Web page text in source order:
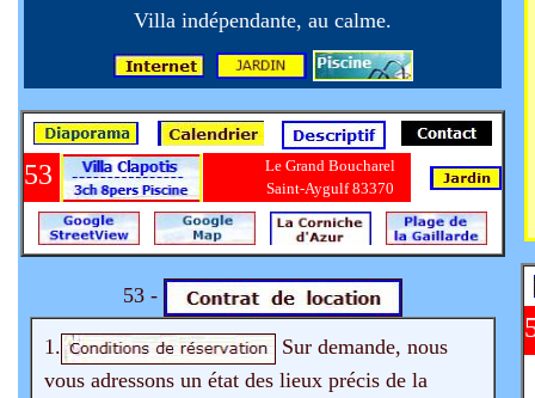
Villa indépendante, au calme.
53
Le Grand Boucharel
Saint-Aygulf 83370
53 -
1.
Sur demande, nous
vous adressons un état des lieux précis de la